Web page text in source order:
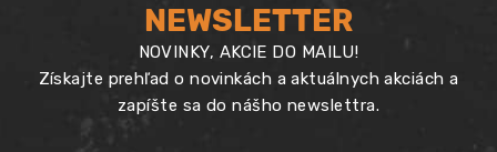
NEWSLETTER
NOVINKY, AKCIE DO MAILU!
Získajte prehľad o novinkách a aktuálnych akciách a
zapíšte sa do nášho newslettra.